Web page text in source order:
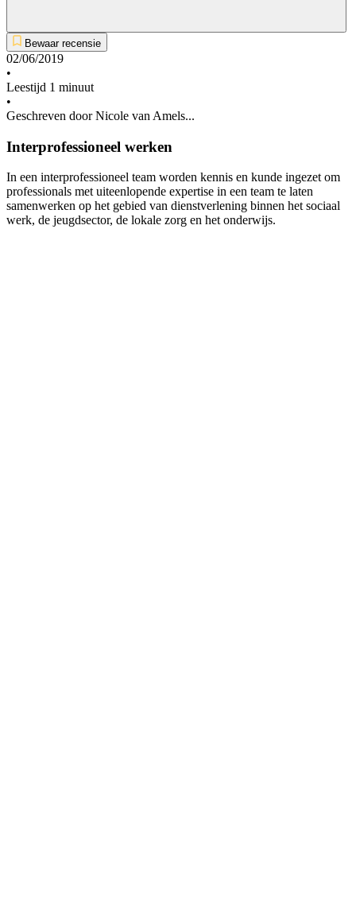
Bewaar recensie
02/06/2019
•
Leestijd 1 minuut
•
Geschreven door Nicole van Amels...
Interprofessioneel werken
In een interprofessioneel team worden kennis en kunde ingezet om
professionals met uiteenlopende expertise in een team te laten
samenwerken op het gebied van dienstverlening binnen het sociaal
werk, de jeugdsector, de lokale zorg en het onderwijs.